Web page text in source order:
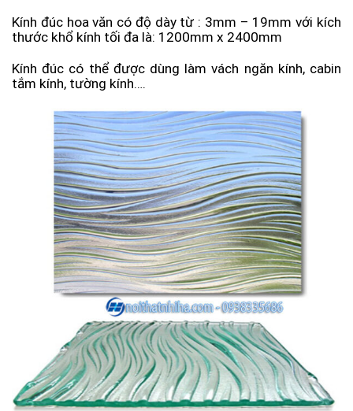
Kính đúc hoa văn có độ dày từ : 3mm – 19mm với kích
thước khổ kính tối đa là: 1200mm x 2400mm
Kính đúc có thể được dùng làm vách ngăn kính, cabin
tắm kính, tường kính….